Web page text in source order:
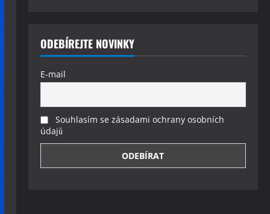
ODEBÍREJTE NOVINKY
E-mail
Souhlasím se zásadami ochrany osobních
údajů